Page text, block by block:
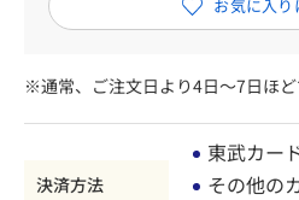
※通常、ご注文日より4日～7日ほど
決済方法
東武カー
その他の